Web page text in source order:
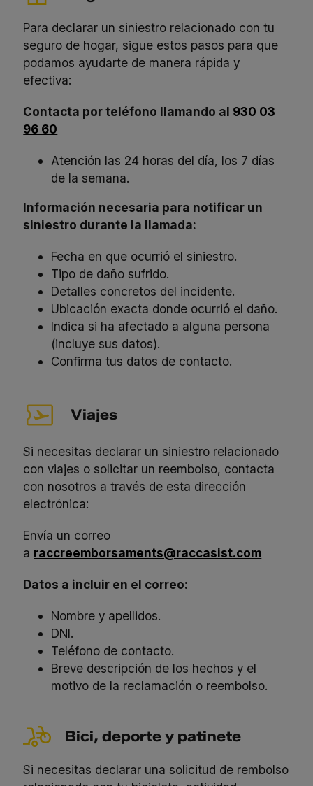
Para declarar un siniestro relacionado con tu
seguro de hogar, sigue estos pasos para que
podamos ayudarte de manera rápida y
efectiva:
Contacta por teléfono llamando al 930 03
96 60
Atención las 24 horas del día, los 7 días
de la semana.
Información necesaria para notificar un
siniestro durante la llamada:
Fecha en que ocurrió el siniestro.
Tipo de daño sufrido.
Detalles concretos del incidente.
Ubicación exacta donde ocurrió el daño.
Indica si ha afectado a alguna persona
(incluye sus datos).
Confirma tus datos de contacto.
Viajes
Si necesitas declarar un siniestro relacionado
con viajes o solicitar un reembolso, contacta
con nosotros a través de esta dirección
electrónica:
Envía un correo
a raccreemborsaments@raccasist.com
Datos a incluir en el correo:
Nombre y apellidos.
DNI.
Teléfono de contacto.
Breve descripción de los hechos y el
motivo de la reclamación o reembolso.
Bici, deporte y patinete
Si necesitas declarar una solicitud de rembolso